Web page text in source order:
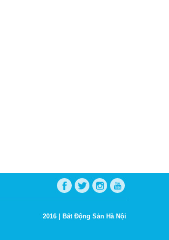
2016 | Bất Động Sản Hà Nội